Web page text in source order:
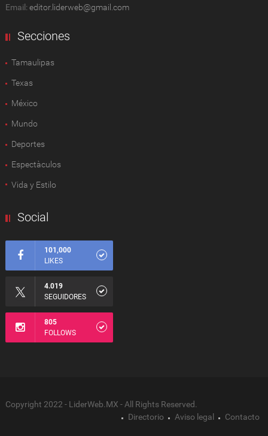
Email: editor.liderweb@gmail.com
Secciones
Tamaulipas
Texas
México
Mundo
Deportes
Espectàculos
Vida y Estilo
Social
101,000
LIKES
4.019
SEGUIDORES
805
FOLLOWS
Copyright 2022 - LiderWeb.MX - All Rights Reserved.
Directorio
Aviso legal Contacto